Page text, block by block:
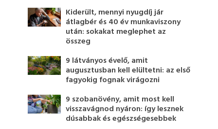
Kiderült, mennyi nyugdíj jár
átlagbér és 40 év munkaviszony
után: sokakat meglephet az
összeg
9 látványos évelő, amit
augusztusban kell elültetni: az első
fagyokig fognak virágozni
9 szobanövény, amit most kell
visszavágnod nyáron: így lesznek
dúsabbak és egészségesebbek